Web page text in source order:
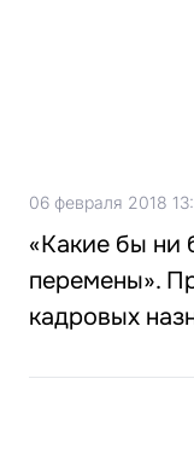
06 февраля 2018
«Какие бы
перемены».
кадровых